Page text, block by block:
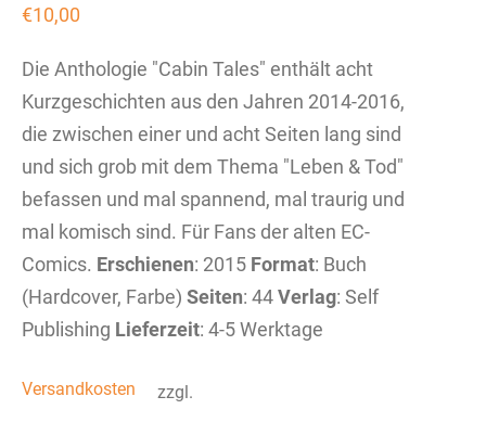
€10,00
Die Anthologie "Cabin Tales" enthält acht
Kurzgeschichten aus den Jahren 2014-2016,
die zwischen einer und acht Seiten lang sind
und sich grob mit dem Thema "Leben & Tod"
befassen und mal spannend, mal traurig und
mal komisch sind. Für Fans der alten EC-
Comics. Erschienen: 2015 Format: Buch
(Hardcover, Farbe) Seiten: 44Verlag: Self
Publishing Lieferzeit: 4-5 Werktage
zzgl.
Versandkosten